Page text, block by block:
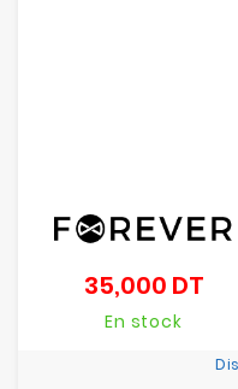
35,000 DTPrix
En stock